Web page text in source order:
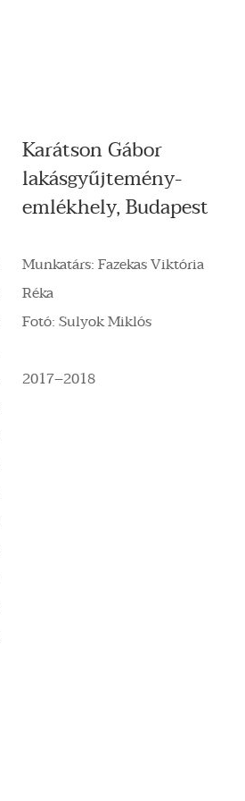
Karátson Gábor
lakásgyűjtemény-
emlékhely, Budapest
Munkatárs: Fazekas Viktória
Réka
Fotó: Sulyok Miklós
2017–2018